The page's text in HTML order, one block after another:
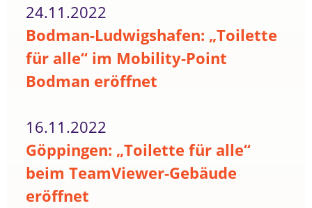
24.11.2022
Bodman-Ludwigshafen: „Toilette
für alle“ im Mobility-Point
Bodman eröffnet
16.11.2022
Göppingen: „Toilette für alle“
beim TeamViewer-Gebäude
eröffnet